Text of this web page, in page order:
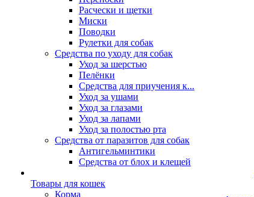
Расчески и щетки
Миски
Поводки
Рулетки для собак
Средства по уходу для собак
Уход за шерстью
Пелёнки
Средства для приучения к...
Уход за ушами
Уход за глазами
Уход за лапами
Уход за полостью рта
Средства от паразитов для собак
Антигельминтики
Средства от блох и клещей
Товары для кошек
Корма